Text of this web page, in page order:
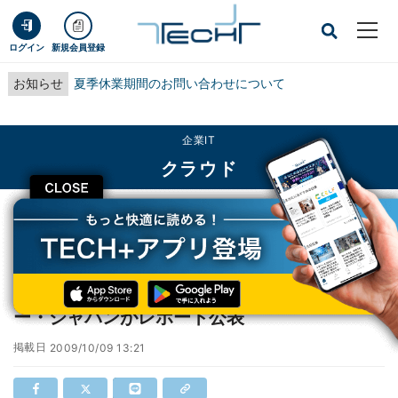
ログイン 新規会員登録
お知らせ 夏季休業期間のお問い合わせについて
CLOSE
企業IT
クラウド
TECH+ 企業IT
クラウド
Gartnerの"クラウド"の定義とは? - ガートナー・ジャパンがレポート公表
Gartnerの"クラウド"の定義とは? - ガートナ
ー・ジャパンがレポート公表
掲載日 2009/10/09 13:21